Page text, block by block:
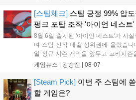
17일까지 이어지는 이번 행사는 신규
거리를 제공하며, 이후 현대백화점 판
니다. 연말에는 라스베이거스 오픈이 개
[스팀체크] 스팀 긍정 99% 압
펑크 포탑 조작 '아이언 네스트'
8월 6일 출시된 '아이언 네스트'가 사
며 스팀 신작 매출 상위권에 올랐습
일 정규 시즌 개막을 앞두고 프리시즌
기록했습니다. 25주년을 맞은 '고스트
'마블 투혼: 파이팅 소울즈'와 레트
리'도 스팀에 정식 출시되었습니다....
게임뉴스 | 강승진 | 08-07
[Steam Pick] 이번 주 스팀에
할 게임은?